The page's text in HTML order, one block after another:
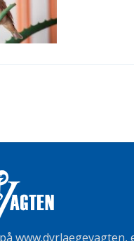
www.dyrlaegevagten,